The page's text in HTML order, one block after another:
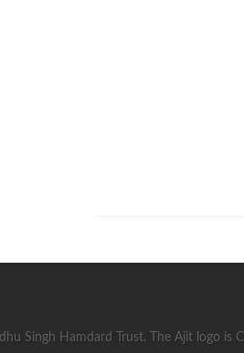
Singh Hamdard Trust. The Ajit logo is